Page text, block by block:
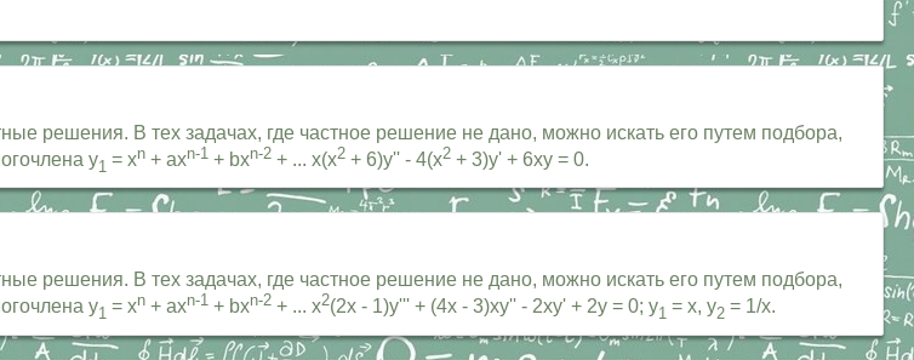
решения. В тех задачах, где частное решение не дано, можно искать его путем подбора,
y1 = xn + axn-1 + bxn-2 + ... x(x2 + 6)y'' - 4(x2 + 3)y' + 6xy = 0.
решения. В тех задачах, где частное решение не дано, можно искать его путем подбора,
y1 = xn + axn-1 + bxn-2 + ... x2(2x - 1)y''' + (4x - 3)xy'' - 2xy' + 2y = 0; y1 = x, y2 = 1/x.